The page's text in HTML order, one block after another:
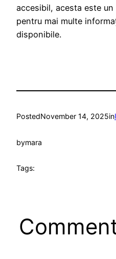
accesibil, acesta este un
pentru mai multe
disponibile.
PostedNovember 14, 2025in
bymara
Tags: